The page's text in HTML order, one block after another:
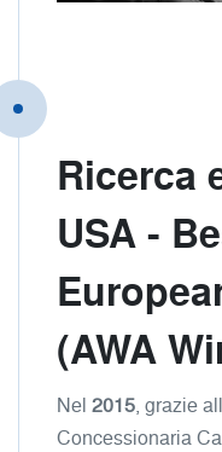
Ricerca
USA -
(AWA
Nel 2015, grazie
Concessionaria